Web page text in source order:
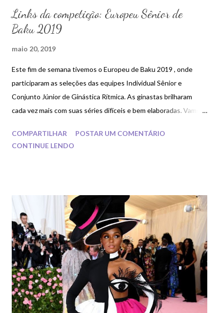
Links da competição: Europeu Sênior de
Baku 2019
maio 20, 2019
Este fim de semana tivemos o Europeu de Baku 2019 , onde
participaram as seleções das equipes Individual Sênior e
Conjunto Júnior de Ginástica Rítmica. As ginastas brilharam
cada vez mais com suas séries difíceis e bem elaboradas. Vamos
Grupo A (Group A) Arco e Bola (Hoop and Ball) Maças e Fita
Ribbon)
COMPARTILHAR
POSTAR UM COMENTÁRIO
CONTINUE LENDO